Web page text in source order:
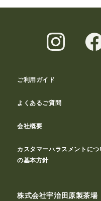
ご利用ガイド
よくあるご質問
会社概要
カスタマーハラスメントにつ
の基本方針
株式会社宇治田原製茶場